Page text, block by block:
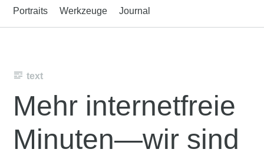
Portraits Werkzeuge Journal
text
Mehr internetfreie
Minuten—wir sind